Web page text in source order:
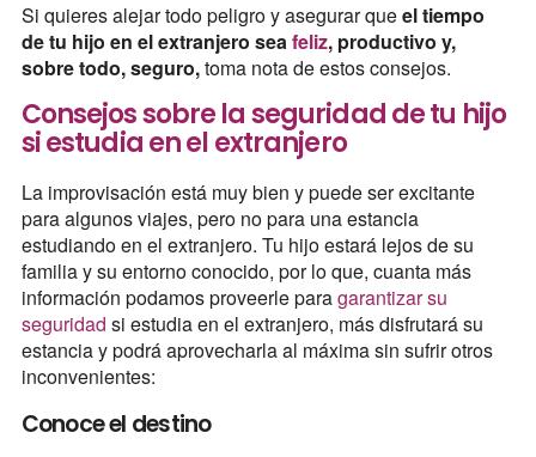
Si quieres alejar todo peligro y asegurar queel tiempo
de tu hijo en el extranjero seafeliz, productivo y,
sobre todo, seguro,toma nota de estos consejos.
Consejos sobre la seguridad de tu hijo
si estudia en el extranjero
La improvisación está muy bien y puede ser excitante
para algunos viajes, pero no para una estancia
estudiando en el extranjero. Tu hijo estará lejos de su
familia y su entorno conocido, por lo que, cuanta más
información podamos proveerle paragarantizar su
seguridad si estudia en el extranjero, más disfrutará su
estancia y podrá aprovecharla al máxima sin sufrir otros
inconvenientes:
Conoce el destino